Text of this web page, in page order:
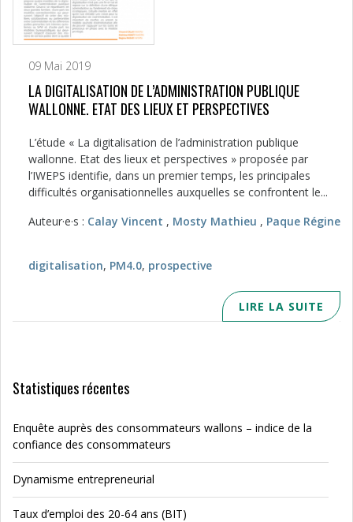
09 Mai 2019
LA DIGITALISATION DE L’ADMINISTRATION PUBLIQUE
WALLONNE. ETAT DES LIEUX ET PERSPECTIVES
L’étude « La digitalisation de l’administration publique
wallonne. Etat des lieux et perspectives » proposée par
l’IWEPS identifie, dans un premier temps, les principales
difficultés organisationnelles auxquelles se confrontent le...
Auteur·e·s : Calay Vincent , Mosty Mathieu , Paque Régine
digitalisation, PM4.0, prospective
LIRE LA SUITE
Statistiques récentes
Enquête auprès des consommateurs wallons – indice de la
confiance des consommateurs
Dynamisme entrepreneurial
Taux d’emploi des 20-64 ans (BIT)